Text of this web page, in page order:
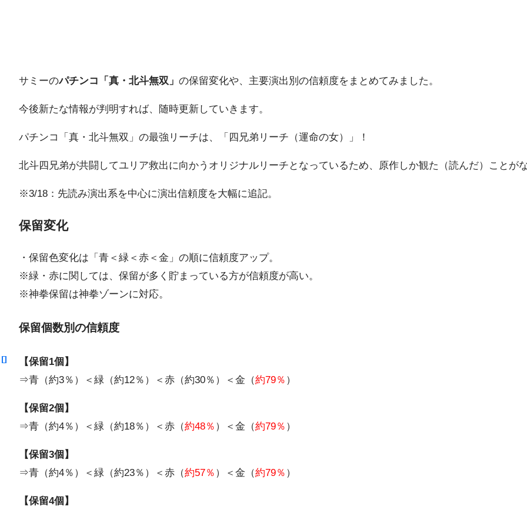
サミーのパチンコ「真・北斗無双」 の保留変化や、主要演出別の信頼度をまとめてみました。
今後新たな情報が判明すれば、随時更新していきます。
パチンコ「真・北斗無双」の最強リーチは、「四兄弟リーチ（運命の女）」！
北斗四兄弟が共闘してユリア救出に向かうオリジナルリーチとなっているため、原作しか観た（読んだ）ことが
※3/18：先読み演出系を中心に演出信頼度を大幅に追記。
保留変化
・保留色変化は「青＜緑＜赤＜金」の順に信頼度アップ。
※緑・赤に関しては、保留が多く貯まっている方が信頼度が高い。
※神拳保留は神拳ゾーンに対応。
保留個数別の信頼度
【保留1個】
⇒青（約3％）＜緑（約12％）＜赤（約30％）＜金（約79％ ）
【保留2個】
⇒青（約4％）＜緑（約18％）＜赤（約48％ ）＜金（約79％ ）
【保留3個】
⇒青（約4％）＜緑（約23％）＜赤（約57％ ）＜金（約79％ ）
【保留4個】